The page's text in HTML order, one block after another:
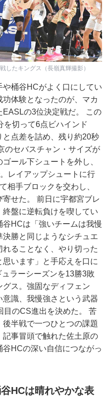
したキングス（長嶺真輝撮影）
桶谷HCがよく口にしてい
体験となったのが、マカ
の3位決定戦だ。 この
を切って6点ビハインド
点差を詰め、残り約20秒
のセバスチャン・サイズが
ール下シュートを外し、
レイアップシュートに行
相手ブロックを交わし、
せた。 前日に宇都宮ブレ
盤に逆転負けを喫してい
HCは「強いチームは我慢
勝と同じようなシチュエ
ることなく、やり切った
います」と手応えを口に
ラーシーズンを13勝3敗
ス。強固なディフェン
識、我慢強さという武器
目のCS進出を決めた。 苦
半戦で一つひとつの課題
事冒頭で触れた佐土原の
谷HCの深い自信につながっ
HCは晴れやかな表